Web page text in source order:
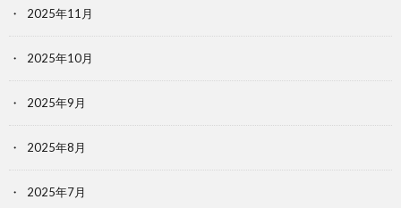
2025年11月
2025年10月
2025年9月
2025年8月
2025年7月